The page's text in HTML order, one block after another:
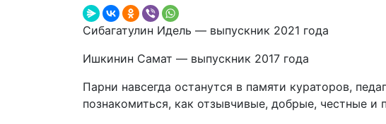
Сибагатулин Идель — выпускник 2021 года
Ишкинин Самат — выпускник 2017 года
Парни навсегда останутся в памяти кураторов,
познакомиться, как отзывчивые, добрые, честные и